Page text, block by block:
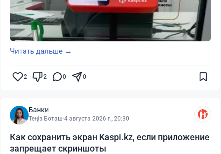
Читать дальше →
2 2 0 0
Банки
Теңіз Боташ·4 августа 2026 г., 20:30
Как сохранить экран Kaspi.kz, если приложение
запрещает скриншоты